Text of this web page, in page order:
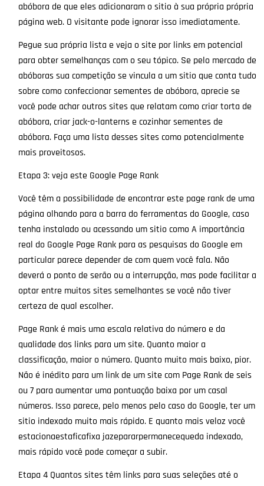
abóbora de que eles adicionaram o sitio à sua própria própria
página web. O visitante pode ignorar isso imediatamente.
Pegue sua própria lista e veja o site por links em potencial
para obter semelhanças com o seu tópico. Se pelo mercado de
abóboras sua competição se vincula a um sitio que conta tudo
sobre como confeccionar sementes de abóbora, aprecie se
você pode achar outros sites que relatam como criar torta de
abóbora, criar jack-o-lanterns e cozinhar sementes de
abóbora. Faça uma lista desses sites como potencialmente
mais proveitosos.
Etapa 3: veja este Google Page Rank
Você têm a possibilidade de encontrar este page rank de uma
página olhando para a barra do ferramentas do Google, caso
tenha instalado ou acessando um sitio como A importância
real do Google Page Rank para as pesquisas do Google em
particular parece depender de com quem você fala. Não
deverá o ponto de serão ou a interrupção, mas pode facilitar a
optar entre muitos sites semelhantes se você não tiver
certeza de qual escolher.
Page Rank é mais uma escala relativa do número e da
qualidade dos links para um site. Quanto maior a
classificação, maior o número. Quanto muito mais baixo, pior.
Não é inédito para um link de um site com Page Rank de seis
ou 7 para aumentar uma pontuação baixa por um casal
números. Isso parece, pelo menos pelo caso do Google, ter um
sitio indexado muito mais rápido. E quanto mais veloz você
estacionaestaficafixa jazepararpermanecequeda indexado,
mais rápido você pode começar a subir.
Etapa 4 Quantos sites têm links para suas seleções até o